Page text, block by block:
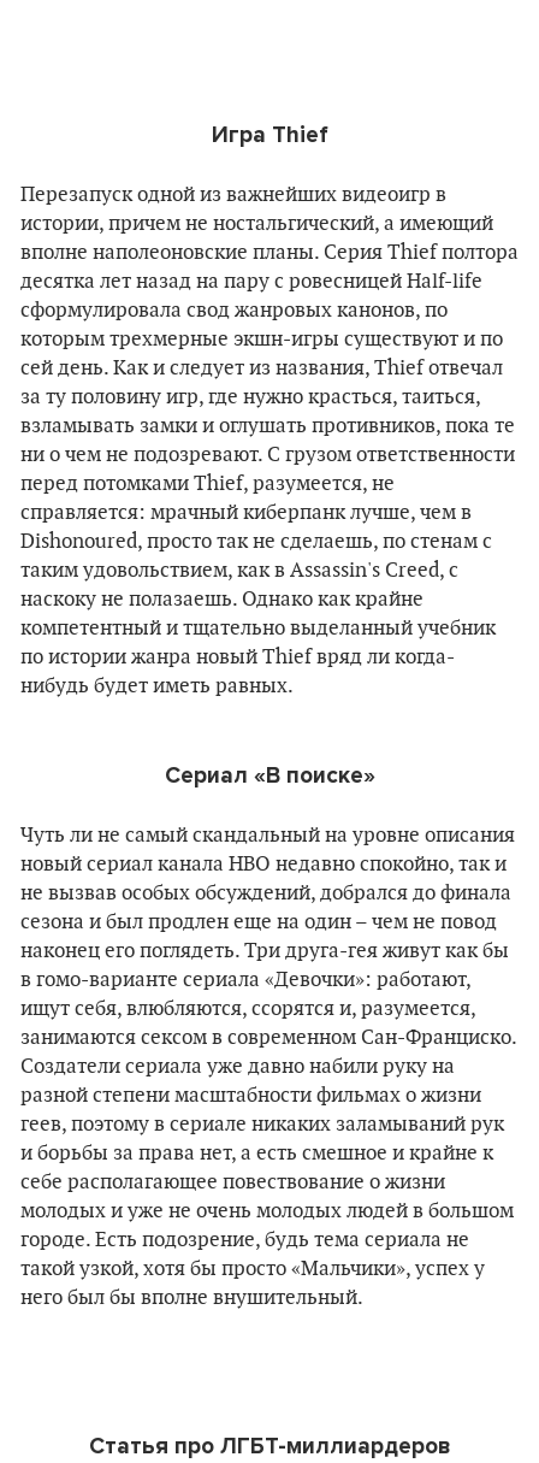
Игра Thief
Перезапуск одной из важнейших видеоигр в
истории, причем не ностальгический, а имеющий
вполне наполеоновские планы. Серия Thief полтора
десятка лет назад на пару с ровесницей Half-life
сформулировала свод жанровых канонов, по
которым трехмерные экшн-игры существуют и по
сей день. Как и следует из названия, Thief отвечал
за ту половину игр, где нужно красться, таиться,
взламывать замки и оглушать противников, пока те
ни о чем не подозревают. С грузом ответственности
перед потомками Thief, разумеется, не
справляется: мрачный киберпанк лучше, чем в
Dishonoured, просто так не сделаешь, по стенам с
таким удовольствием, как в Assassin's Creed, с
наскоку не полазаешь. Однако как крайне
компетентный и тщательно выделанный учебник
по истории жанра новый Thief вряд ли когда-
нибудь будет иметь равных.
Сериал «В поиске»
Чуть ли не самый скандальный на уровне описания
новый сериал канала HBO недавно спокойно, так и
не вызвав особых обсуждений, добрался до финала
сезона и был продлен eще на один – чем не повод
наконец его поглядеть. Три друга-гея живут как бы
в гомо-варианте сериала «Девочки»: работают,
ищут себя, влюбляются, ссорятся и, разумеется,
занимаются сексом в современном Сан-Франциско.
Создатели сериала уже давно набили руку на
разной степени масштабности фильмах о жизни
геев, поэтому в сериале никаких заламываний рук
и борьбы за права нет, а есть смешное и крайне к
себе располагающее повествование о жизни
молодых и уже не очень молодых людей в большом
городе. Есть подозрение, будь тема сериала не
такой узкой, хотя бы просто «Мальчики», успех у
него был бы вполне внушительный.
Статья про ЛГБТ-миллиардеров